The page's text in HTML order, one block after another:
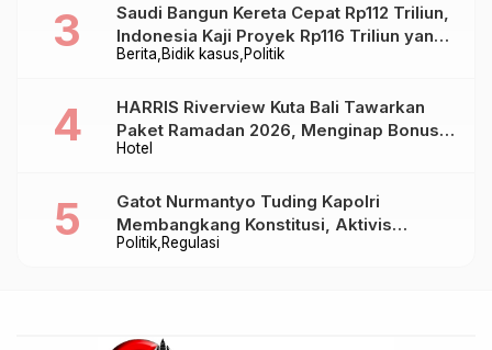
Berita Bidik kasus Politik
Saudi Bangun Kereta Cepat Rp112 Triliun,
Indonesia Kaji Proyek Rp116 Triliun yang
Baru Sampai Bandung
Hotel
HARRIS Riverview Kuta Bali Tawarkan
Paket Ramadan 2026, Menginap Bonus
Takjil hingga Bukber Mulai Rp88.888
Politik Regulasi
Gatot Nurmantyo Tuding Kapolri
Membangkang Konstitusi, Aktivis
Tegaskan Polri Tak Punya Sejarah